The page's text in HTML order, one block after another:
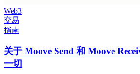
Web3
交易
指南
关于 Moove Send 和 Moove
一切